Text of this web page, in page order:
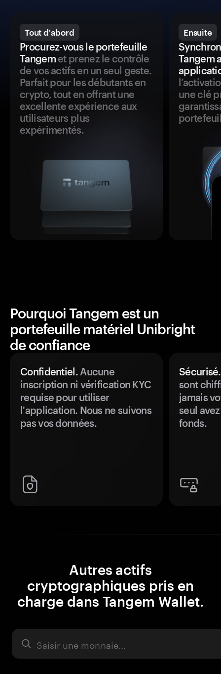
Tout d'abord
Procurez-vous le portefeuille
Tangemet prenez le contrôle
de vos actifs en un seul geste.
Parfait pour les débutants en
crypto, tout en offrant une
excellente expérience aux
utilisateurs plus
expérimentés.
Ensuite
Tangem
une clé
Pourquoi Tangem est un
portefeuille matériel Unibright
de confiance
Confidentiel.Aucune
inscription ni vérification KYC
requise pour utiliser
l'application. Nous ne suivons
pas vos données.
Sécurisé.
sont
jamais
seul
fonds.
Autres actifs
cryptographiques pris en
charge dans Tangem Wallet.
Actifs